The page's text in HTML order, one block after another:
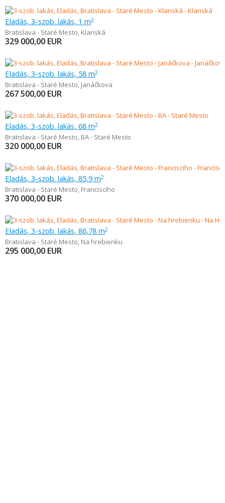
Eladás, 3-szob. lakás, 1 m2
Bratislava - Staré Mesto, Klariská
329 000,00 EUR
Eladás, 3-szob. lakás, 58 m2
Bratislava - Staré Mesto, Janáčkova
267 500,00 EUR
Eladás, 3-szob. lakás, 68 m2
Bratislava - Staré Mesto, BA - Staré Mesto
320 000,00 EUR
Eladás, 3-szob. lakás, 85,9 m2
Bratislava - Staré Mesto, Francisciho
370 000,00 EUR
Eladás, 3-szob. lakás, 86,78 m2
Bratislava - Staré Mesto, Na hrebienku
295 000,00 EUR